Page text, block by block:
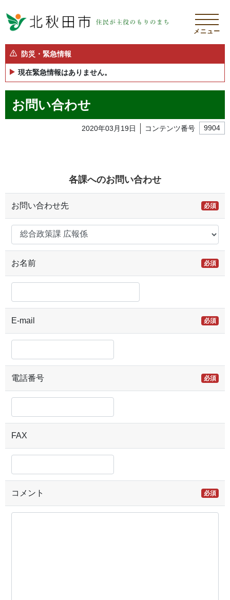
メニュー
防災・緊急情報
現在緊急情報はありません。
お問い合わせ
2020年03月19日 コンテンツ番号 9904
各課へのお問い合わせ
お問い合わせ先 必須
お名前 必須
E-mail 必須
電話番号 必須
FAX
コメント 必須